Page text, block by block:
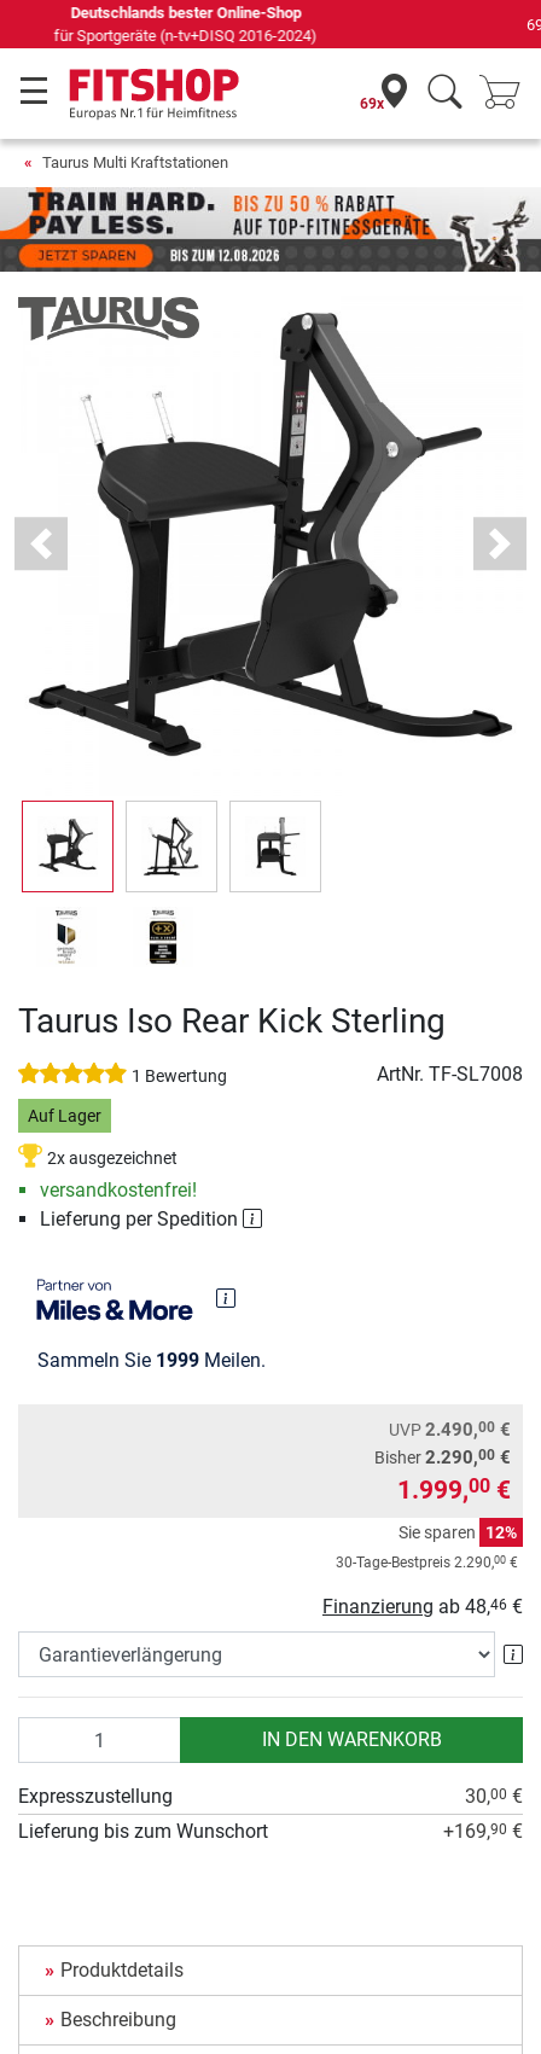
69 Fachmärkte vor Ort mit 75 eigenen Servicetechnikern
69x
Taurus Multi Kraftstationen
Previous Next
Taurus Iso Rear Kick Sterling
1 Bewertung ArtNr. TF-SL7008
Auf Lager
2x ausgezeichnet
versandkostenfrei!
Lieferung per Spedition
Sammeln Sie 1999 Meilen.
UVP2.490,00 €
Bisher2.290,00 €
1.999,00 €
Sie sparen 12%
30-Tage-Bestpreis 2.290,00 €
Finanzierung ab 48,46 €
IN DEN WARENKORB
Expresszustellung 30,00 €
Lieferung bis zum Wunschort
+169,90 €
Produktdetails
Beschreibung